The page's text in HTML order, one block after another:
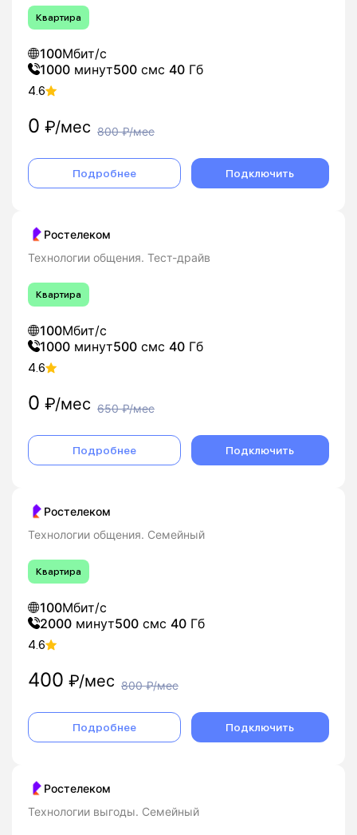
Квартира
100Мбит/с
1000 минут500 смс 40 Гб
4.6
0 ₽/мес 800₽/мес
Подробнее Подключить
Ростелеком
Технологии общения. Тест-драйв
Квартира
100Мбит/с
1000 минут500 смс 40 Гб
4.6
0 ₽/мес 650₽/мес
Подробнее Подключить
Ростелеком
Технологии общения. Семейный
Квартира
100Мбит/с
2000 минут500 смс 40 Гб
4.6
400 ₽/мес 800₽/мес
Подробнее Подключить
Ростелеком
Технологии выгоды. Семейный